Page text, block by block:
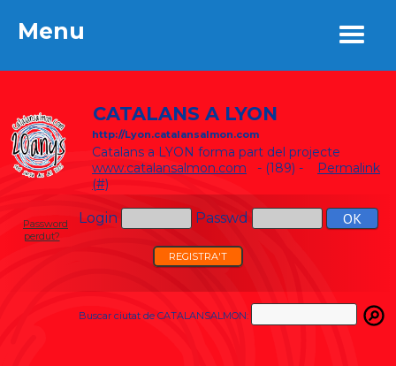
Menu
CATALANS A LYON
http://Lyon.catalansalmon.com
Catalans a LYON forma part del projecte
www.catalansalmon.com - (189) - Permalink
(#)
Login Passwd
Password
perdut?
REGISTRA'T
Buscar ciutat de CATALANSALMON:
Menu